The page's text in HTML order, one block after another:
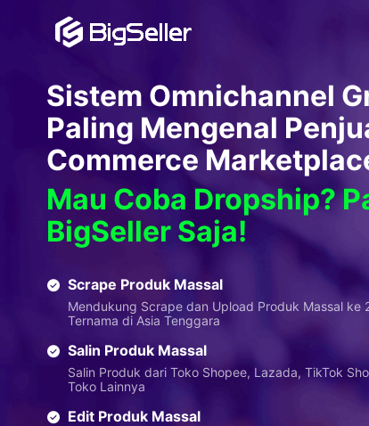
Sistem Omnichannel
Paling Mengenal
Commerce
Mau Coba Dropship?
BigSeller Saja!
Scrape Produk Massal
Mendukung Scrape dan Upload Produk Massal ke
Ternama di Asia Tenggara
Salin Produk Massal
Salin Produk dari Toko Shopee, Lazada, TikTok
Toko Lainnya
Edit Produk Massal